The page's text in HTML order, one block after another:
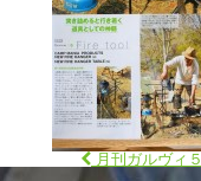
月刊ガルヴィ５